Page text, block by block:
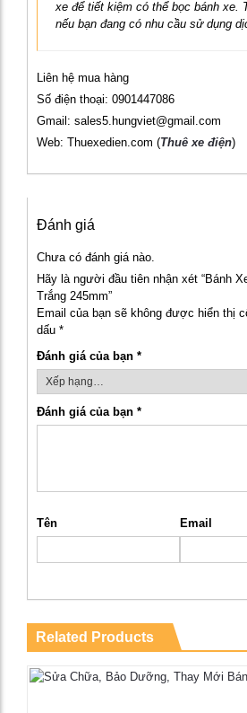
xe để tiết kiệm có thể bọc bánh xe.
nếu bạn đang có nhu cầu sử dụng
Liên hệ mua hàng
Số điện thoại: 0901447086
Gmail: sales5.hungviet@gmail.com
Web: Thuexedien.com (Thuê xe điện)
Đánh giá
Chưa có đánh giá nào.
Hãy là người đầu tiên nhận xét “Bánh
Trắng 245mm”
Email của bạn sẽ không được hiển thị
dấu *
Đánh giá của bạn *
Đánh giá của bạn *
Tên Email
Related Products